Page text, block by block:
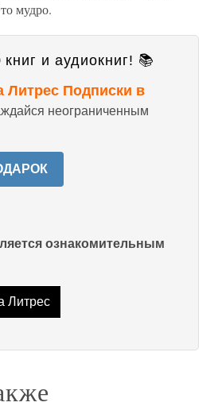
мудро.
и аудиокниг! 📚
Литрес Подписки в
неограниченным
ознакомительным
Литрес